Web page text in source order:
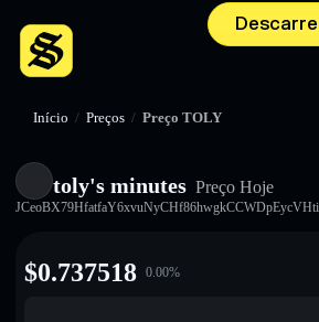
Início / Preços / Preço TOLY
toly's minutes Preço Hoje
$0.737518 0.00%